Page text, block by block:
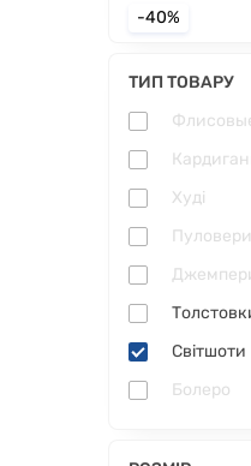
-40%
ТИП ТОВАРУ
Худі
Пуловери
Світшоти
Болеро